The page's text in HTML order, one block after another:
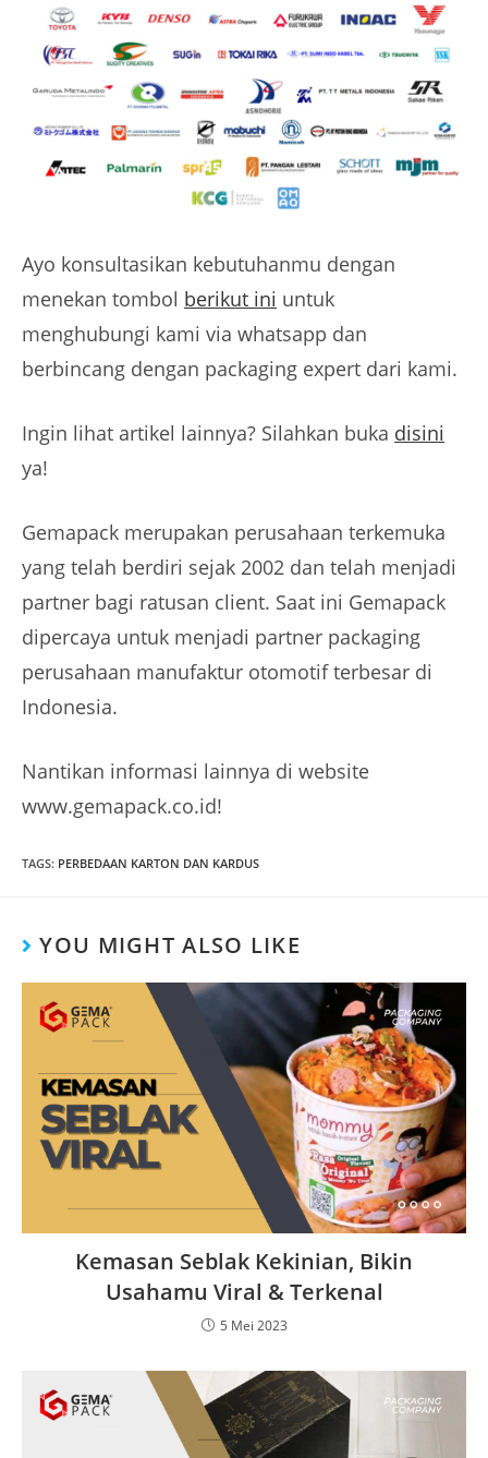
Ayo konsultasikan kebutuhanmu dengan
menekan tombol berikut ini untuk
menghubungi kami via whatsapp dan
berbincang dengan packaging expert dari kami.
Ingin lihat artikel lainnya? Silahkan buka disini
ya!
Gemapack merupakan perusahaan terkemuka
yang telah berdiri sejak 2002 dan telah menjadi
partner bagi ratusan client. Saat ini Gemapack
dipercaya untuk menjadi partner packaging
perusahaan manufaktur otomotif terbesar di
Indonesia.
Nantikan informasi lainnya di website
www.gemapack.co.id!
TAGS: PERBEDAAN KARTON DAN KARDUS
YOU MIGHT ALSO LIKE
Kemasan Seblak Kekinian, Bikin
Usahamu Viral & Terkenal
5 Mei 2023